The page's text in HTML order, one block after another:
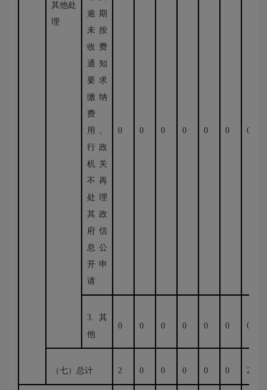
其他处
理
逾期
未按
收费
通知
要求
缴纳
费
用、
行政
机关
不再
处理
其政
府信
息公
开申
请
0 0 0 0 0 0 0
3.其
他
0 0 0 0 0 0 0
（七）总计 2 0 0 0 0 0 2